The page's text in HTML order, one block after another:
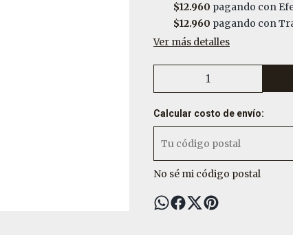
$12.960 pagando con
$12.960 pagando con
Ver más detalles
Calcular costo de envío:
No sé mi código postal